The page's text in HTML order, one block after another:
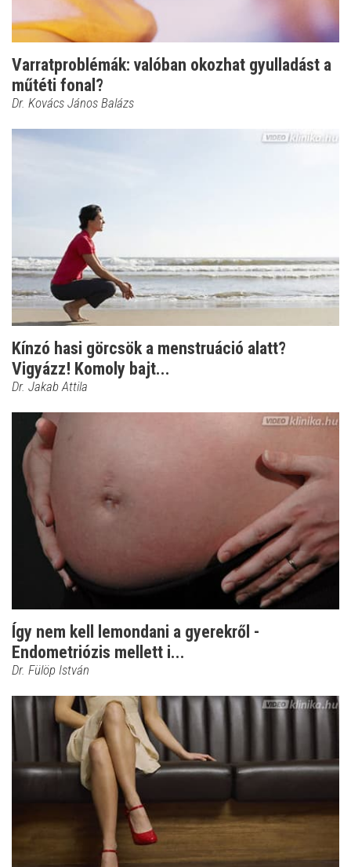
Varratproblémák: valóban okozhat gyulladást a
műtéti fonal?
Dr. Kovács János Balázs
Kínzó hasi görcsök a menstruáció alatt?
Vigyázz! Komoly bajt...
Dr. Jakab Attila
Így nem kell lemondani a gyerekről -
Endometriózis mellett i...
Dr. Fülöp István